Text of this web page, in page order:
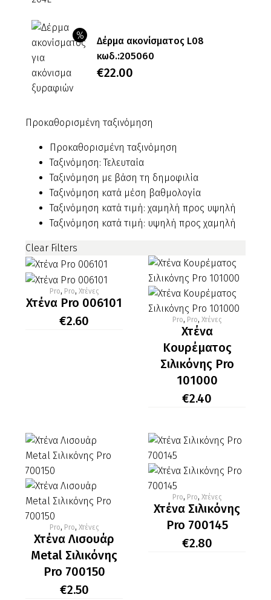
€440.00.
τιμή
είναι:
Δέρμα ακονίσματος L08
κωδ.:205060
Original
€26.00.
€22.00
τιμή
είναι:
€22.00.
Προκαθορισμένη ταξινόμηση
Προκαθορισμένη ταξινόμηση
Ταξινόμηση: Τελευταία
Ταξινόμηση με βάση τη δημοφιλία
Ταξινόμηση κατά μέση βαθμολογία
Ταξινόμηση κατά τιμή: χαμηλή προς υψηλή
Ταξινόμηση κατά τιμή: υψηλή προς χαμηλή
Clear Filters
Χτένα
Pro
Pro, Pro, Χτένες
Χτένα Pro 006101
€2.60
Κουρέματος
Σιλικόνης
Pro
Pro, Pro, Χτένες
Χτένα
Κουρέματος
Σιλικόνης Pro
101000
€2.40
Λισουάρ
Metal
Σιλικόνης
Pro, Pro, Χτένες
Χτένα Λισουάρ
Metal Σιλικόνης
Pro 700150
€2.50
Χτένα
Σιλικόνης
Pro, Pro, Χτένες
Χτένα Σιλικόνης
Pro 700145
€2.80